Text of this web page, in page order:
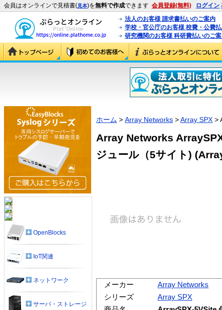
会員はオンラインで見積書(見本)を無料で作成できます 会員登録(無料) ログイン
法人のお客様 請求書払いのご案内
学校・官公庁のお客様 校費・公費
研究機関のお客様 科研費払いのご
ホーム > Array Networks >Array SPX >
Array Networks
ジュール（5サイト)
メーカー
Array Networks
シリーズ
Array SPX
OpenBlocks
IoT関連
ネットワーク
サーバ・ストレージ